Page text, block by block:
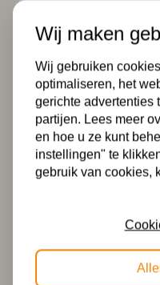
Tiffany hanglamp
aan snoer French
Wij maken
Wij gebruiken
optimaliseren, het
gerichte advertenties
partijen. Lees meer
en hoe u ze kunt
instellingen" te
gebruik van cookies,